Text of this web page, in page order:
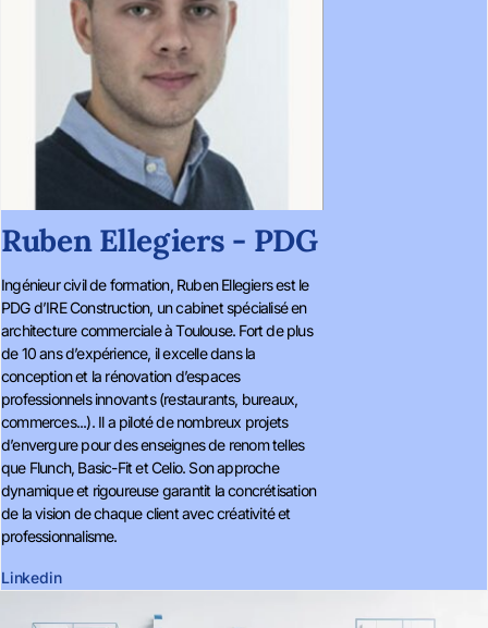
Ruben Ellegiers - PDG
Ingénieur civil de formation, Ruben Ellegiers est le
PDG d’IRE Construction, un cabinet spécialisé en
architecture commerciale à Toulouse. Fort de plus
de 10 ans d’expérience, il excelle dans la
conception et la rénovation d’espaces
professionnels innovants (restaurants, bureaux,
commerces...). Il a piloté de nombreux projets
d’envergure pour des enseignes de renom telles
que Flunch, Basic-Fit et Celio. Son approche
dynamique et rigoureuse garantit la concrétisation
de la vision de chaque client avec créativité et
professionnalisme.
Linkedin